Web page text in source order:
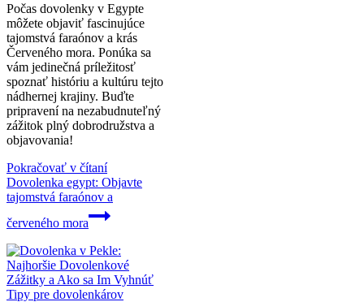
Počas dovolenky v Egypte
môžete objaviť fascinujúce
tajomstvá faraónov a krás
Červeného mora. Ponúka sa
vám jedinečná príležitosť
spoznať históriu a kultúru tejto
nádhernej krajiny. Buďte
pripravení na nezabudnuteľný
zážitok plný dobrodružstva a
objavovania!
Pokračovať v čítaní
Dovolenka egypt: Objavte
tajomstvá faraónov a
červeného mora
Tipy pre dovolenkárov